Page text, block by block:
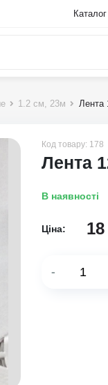
Каталог
1.2 см, 23м
Код товару: 178
Лента
В наявності
Ціна: 18
-